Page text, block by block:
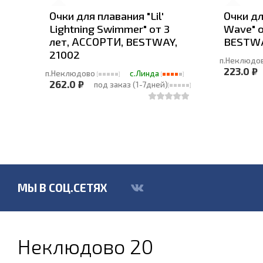
Очки для плавания "Lil'
Lightning Swimmer" от 3
лет, АССОРТИ, BESTWAY,
21002
п.Неклюдово
с.Линда
под заказ (1-7дней)
262.0 ₽
Очки
Wave"
223.0 ₽
МЫ В СОЦ.СЕТЯХ
Неклюдово 20